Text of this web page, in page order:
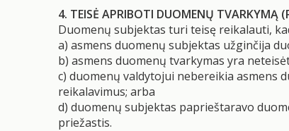
4. TEISĖ APRIBOTI DUOMENŲ TVARKYMĄ
Duomenų subjektas turi teisę reikalauti,
a) asmens duomenų subjektas užginčija
b) asmens duomenų tvarkymas yra
c) duomenų valdytojui nebereikia asmens
reikalavimus; arba
d) duomenų subjektas paprieštaravo
priežastis.